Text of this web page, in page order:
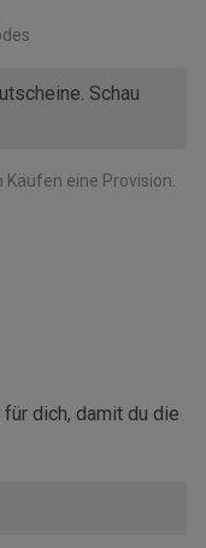
Schau
eine Provision.
dich, damit du die